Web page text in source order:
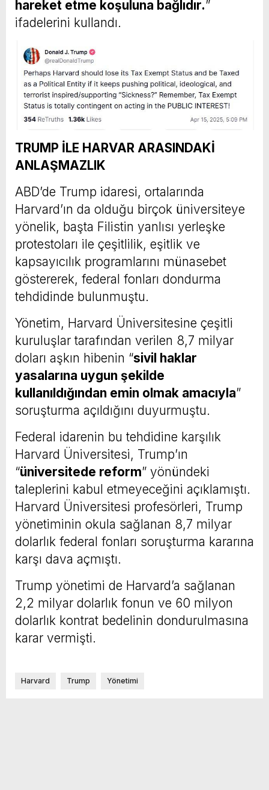
hareket etme koşuluna bağlıdır.”
ifadelerini kullandı.
TRUMP İLE HARVAR ARASINDAKİ
ANLAŞMAZLIK
ABD’de Trump idaresi, ortalarında
Harvard’ın da olduğu birçok üniversiteye
yönelik, başta Filistin yanlısı yerleşke
protestoları ile çeşitlilik, eşitlik ve
kapsayıcılık programlarını münasebet
göstererek, federal fonları dondurma
tehdidinde bulunmuştu.
Yönetim, Harvard Üniversitesine çeşitli
kuruluşlar tarafından verilen 8,7 milyar
doları aşkın hibenin “sivil haklar
yasalarına uygun şekilde
kullanıldığından emin olmak amacıyla”
soruşturma açıldığını duyurmuştu.
Federal idarenin bu tehdidine karşılık
Harvard Üniversitesi, Trump’ın
“üniversitede reform” yönündeki
taleplerini kabul etmeyeceğini açıklamıştı.
Harvard Üniversitesi profesörleri, Trump
yönetiminin okula sağlanan 8,7 milyar
dolarlık federal fonları soruşturma kararına
karşı dava açmıştı.
Trump yönetimi de Harvard’a sağlanan
2,2 milyar dolarlık fonun ve 60 milyon
dolarlık kontrat bedelinin dondurulmasına
karar vermişti.
Harvard Trump Yönetimi